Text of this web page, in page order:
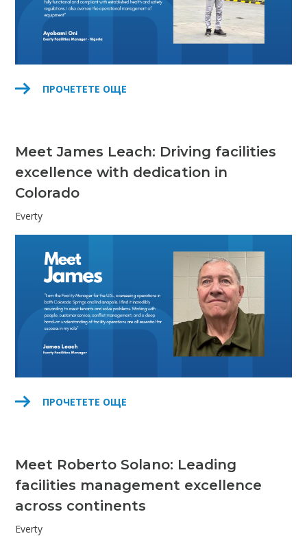
ПРОЧЕТЕТЕ ОЩЕ
Meet James Leach: Driving facilities
excellence with dedication in
Colorado
Everty
ПРОЧЕТЕТЕ ОЩЕ
Meet Roberto Solano: Leading
facilities management excellence
across continents
Everty